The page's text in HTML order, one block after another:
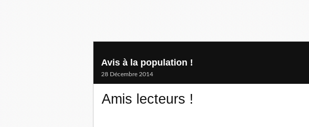
Avis à la population !
28 Décembre 2014
Amis lecteurs !